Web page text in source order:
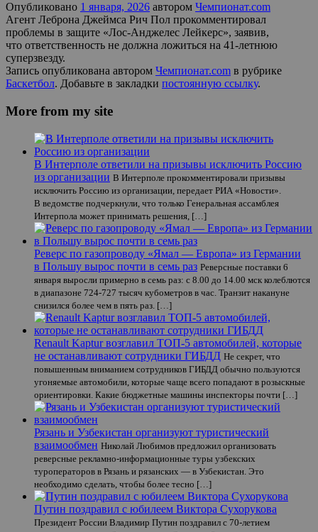
Опубликовано 1 января, 2026 автором Чемпионат.com
Агент Леброна Джеймса Рич Пол прокомментировал
проблемы в защите «Лос-Анджелес Лейкерс», заявив,
что ответственность не должна ложиться на 41-летнюю
суперзвезду.
Запись опубликована автором Чемпионат.com в рубрике
Баскетбол. Добавьте в закладки постоянную ссылку.
More from my site
В Интерполе ответили на призывы исключить Россию
из организации В Интерполе прокомментировали призывы
исключить Россию из организации, передает РИА «Новости».
В ведомстве подчеркнули, что только Генеральная ассамблея
Интерпола может принимать решения, […]
Реверс по газопроводу «Ямал — Европа» из Германии
в Польшу вырос почти в семь раз Реверсные поставки 6
января выросли примерно в семь раз: с 8.00 до 14.00 мск колеблются
в диапазоне 724-727 тысяч кубометров в час. Транзит накануне
снизился более чем в пять раз. […]
Renault Kaptur возглавил ТОП-5 автомобилей, которые
не останавливают сотрудники ГИБДД Не секрет, что
повышенным вниманием сотрудников ГИБДД обычно пользуются
угоняемые автомобили, которые чаще всего попадают в розыскные
ориентировки. Какие бюджетные машины инспекторы почти […]
Рязань и Узбекистан организуют туристический
взаимообмен Николай Любимов предложил организовать
реверсные рекламно-информационные туры узбекских
туроператоров в Рязань и рязанских — в Узбекистан. Это
необходимо сделать, чтобы более тесно […]
Путин поздравил с юбилеем Виктора Сухорукова
Президент России Владимир Путин поздравил с 70-летием